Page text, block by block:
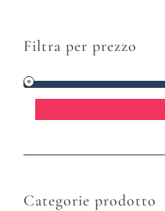
Filtra per prezzo
Categorie prodotto